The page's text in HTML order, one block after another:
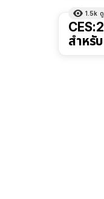
1.5k ดู
สำหรั